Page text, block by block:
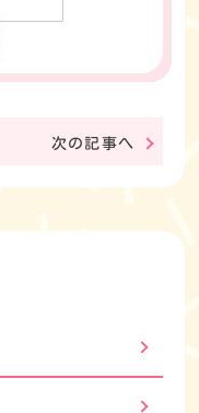
次の記事へ